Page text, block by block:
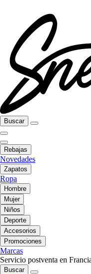
Buscar
Rebajas
Novedades
Zapatos
Ropa
Hombre
Mujer
Niños
Deporte
Accesorios
Promociones
Marcas
Servicio postventa en
Buscar